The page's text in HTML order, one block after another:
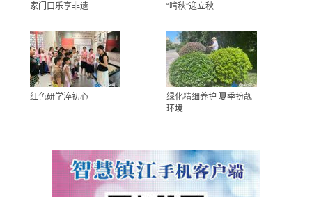
家门口乐享非遗 “啃秋”迎立秋
红色研学淬初心
绿化精细养护 夏季扮靓
环境